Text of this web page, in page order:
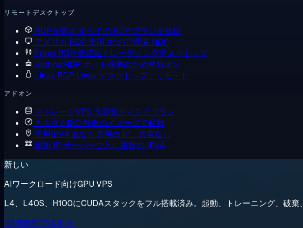
リモートデスクトップ
RDPを購入 すべての RDP プランを比較
アメリカ RDP 米国 IP の管理者 RDP
Forex RDP 低遅延トレーディングデスクトップ
Botting RDP ボット稼働のため常時オン
Linux RDP Linux デスクトップ、リモート
アドオン
ストレージVPS 大容量ディスクプラン
カスタムISO 独自のイメージで起動
専用IPv4 あなた専用の IP、共有なし
追加 IP サーバーごとに複数の IPv4
新しい
AIワークロード向けGPU VPS
L4、L40S、H100にCUDAスタックをフル搭載済み。起動、トレーニング、破棄
1時間無料で試す →